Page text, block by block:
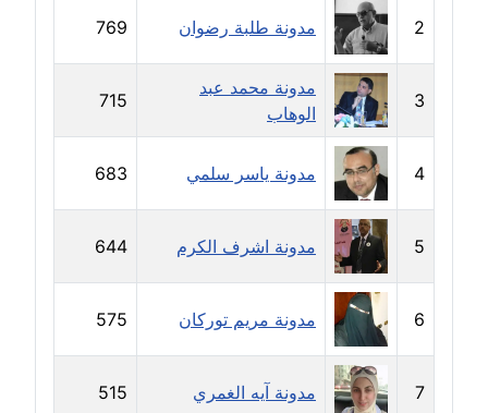
مدونة دعاء الشاهد
عاملة
مدونة دينا عاصم
عاملة
مدونة دينا منير
عاملة
مدونة راقية الدويك
عاملة
مدونة رانيا ثروت
عاملة
2 مدونة طلبة رضوان 769
3
مدونة محمد عبد
الوهاب
715
4 مدونة ياسر سلمي 683
5 مدونة اشرف الكرم 644
6 مدونة مريم توركان 575
7 مدونة آيه الغمري 515